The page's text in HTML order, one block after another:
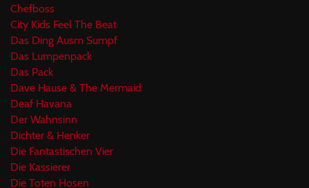
Chefboss
City Kids Feel The Beat
Das Ding Ausm Sumpf
Das Lumpenpack
Das Pack
Dave Hause & The Mermaid
Deaf Havana
Der Wahnsinn
Dichter & Henker
Die Fantastischen Vier
Die Kassierer
Die Toten Hosen